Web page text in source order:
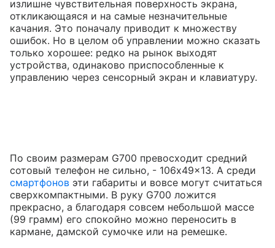
излишне чувствительная поверхность экрана,
откликающаяся и на самые незначительные
качания. Это поначалу приводит к множеству
ошибок. Но в целом об управлении можно сказать
только хорошее: редко на рынок выходят
устройства, одинаково приспособленные к
управлению через сенсорный экран и клавиатуру.
По своим размерам G700 превосходит средний
сотовый телефон не сильно, - 106x49x13. А среди
смартфонов эти габариты и вовсе могут считаться
сверхкомпактными. В руку G700 ложится
прекрасно, а благодаря совсем небольшой массе
(99 грамм) его спокойно можно переносить в
кармане, дамской сумочке или на ремешке.